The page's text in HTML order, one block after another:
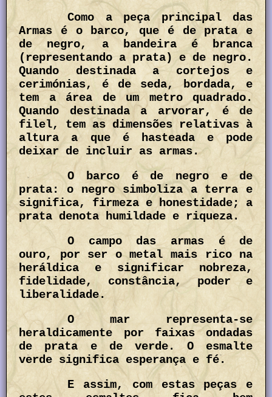
Como a peça principal das
Armas é o barco, que é de prata e
de negro, a bandeira é branca
(representando a prata) e de negro.
Quando destinada a cortejos e
cerimónias, é de seda, bordada, e
tem a área de um metro quadrado.
Quando destinada a arvorar, é de
filel, tem as dimensões relativas à
altura a que é hasteada e pode
deixar de incluir as armas.
O barco é de negro e de
prata: o negro simboliza a terra e
significa, firmeza e honestidade; a
prata denota humildade e riqueza.
O campo das armas é de
ouro, por ser o metal mais rico na
heráldica e significar nobreza,
fidelidade, constância, poder e
liberalidade.
O mar representa-se
heraldicamente por faixas ondadas
de prata e de verde. O esmalte
verde significa esperança e fé.
E assim, com estas peças e